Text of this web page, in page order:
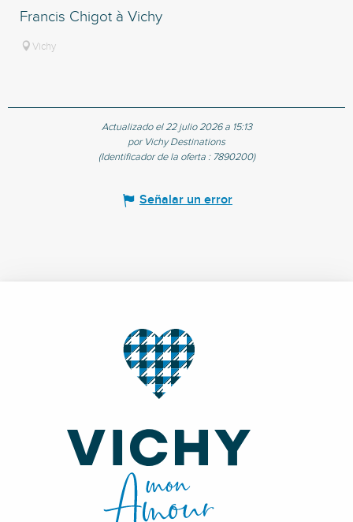
Francis Chigot à Vichy
Vichy
Actualizado el 22 julio 2026 a 15:13
por Vichy Destinations
(Identificador de la oferta : 7890200)
Señalar un error